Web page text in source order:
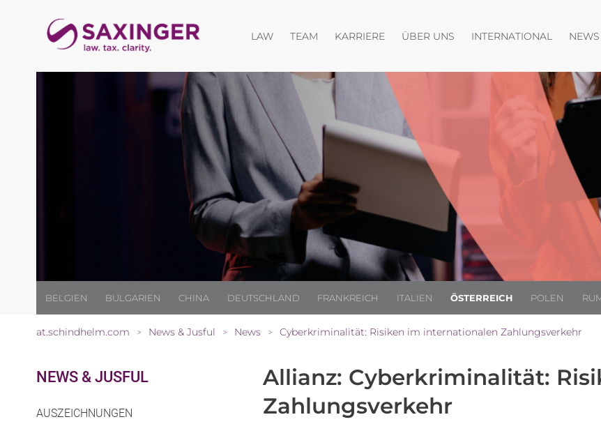
LAWMenü öffnen
TEAM KARRIEREMenü öffnen
ÜBER UNS Menü öffnen
INTERNATIONAL Menü
BELGIEN BULGARIEN CHINA DEUTSCHLAND FRANKREICH ITALIEN ÖSTERREICH POLEN
at.schindhelm.com > News & Jusful > News > Cyberkriminalität: Risiken im internationalen Zahlungsverkehr
NEWS & JUSFUL
AUSZEICHNUNGEN
Allianz: Cyberkriminalität:
Zahlungsverkehr